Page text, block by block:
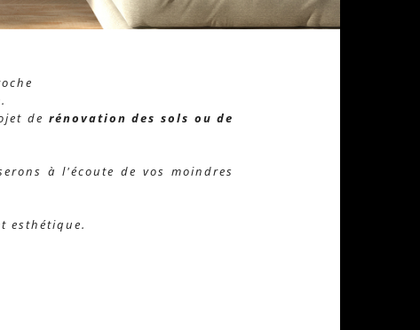
de rénovation des sols ou de
à l'écoute de vos moindres
esthétique.